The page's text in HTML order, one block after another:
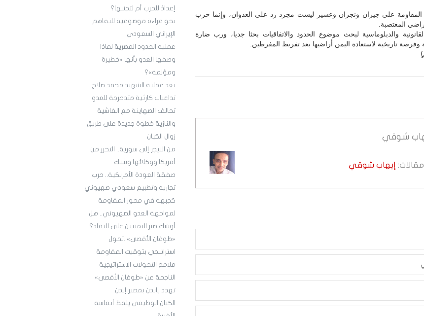
إعدادٌ للحرب أم لتجنبها؟
نحو قراءة موضوعية للتفاهم
الإيراني السعودي
عملية الحدود المصرية لماذا
وصفها العدو بأنها «خطيرة
ومؤلمة»؟
بعد عملية الشهيد محمد صلاح
تداعيات كارثية متدحرجة للعدو
تحالف الصهاينة مع الفاشية
والنازية خطوة جديدة على طريق
زوال الكيان
من النيجر إلى سورية.. التحرر من
أمريكا ووكلائها وشيك
صفقة العودة الأمريكية.. حرب
تجارية وتطبيع سعودي صهيوني
كجبهة في محور المقاومة
لمواجهة العدو الصهيوني.. هل
أوشك صبر اليمنيين على النفاد؟
«طوفان الأقصى»..تحول
استراتيجي بتوقيت المقاومة
ملامح التحولات الاستراتيجية
الناجمة عن «طوفان الأقصى»
تهدد بايدن بمصير إيدن
الكيان الوظيفي يلفظ أنفاسه
المقاومة على جيزان ونجران وعسير ليست مجرد رد على العدوان، وإنما حرب
المغتصبة.
والدبلوماسية لبحث موضوع الحدود والاتفاقيات بحثا جديا، ورب ضارة
وفرصة تاريخية لاستعادة اليمن أراضيها بعد تفريط المفرطين.
شوقي
إيهاب شوقي